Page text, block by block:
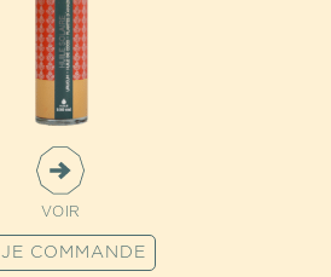
VOIR
JE COMMANDE